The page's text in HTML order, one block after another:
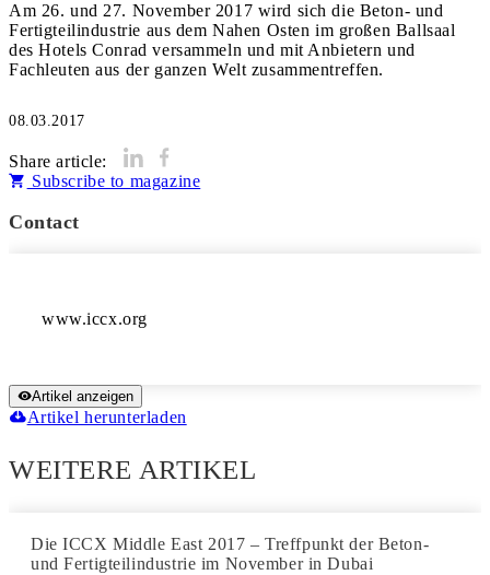
Am 26. und 27. November 2017 wird sich die Beton- und
Fertigteilindustrie aus dem Nahen Osten im großen Ballsaal
des Hotels Conrad versammeln und mit Anbietern und
Fachleuten aus der ganzen Welt zusammentreffen.
08.03.2017
Share article:
Subscribe to magazine
Contact
www.iccx.org
Artikel anzeigen
Artikel herunterladen
WEITERE ARTIKEL
Die ICCX Middle East 2017 – Treffpunkt der Beton-
und Fertigteilindustrie im November in Dubai